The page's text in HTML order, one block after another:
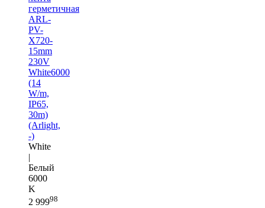
герметичная
ARL-
PV-
X720-
15mm
230V
White6000
(14
W/m,
IP65,
30m)
(Arlight,
-)
White
|
Белый
6000
K
2 99998